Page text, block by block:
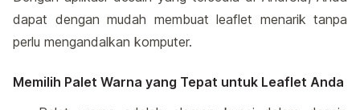
dapat dengan mudah membuat leaflet menarik tanpa
perlu mengandalkan komputer.
Memilih Palet Warna yang Tepat untuk Leaflet Anda